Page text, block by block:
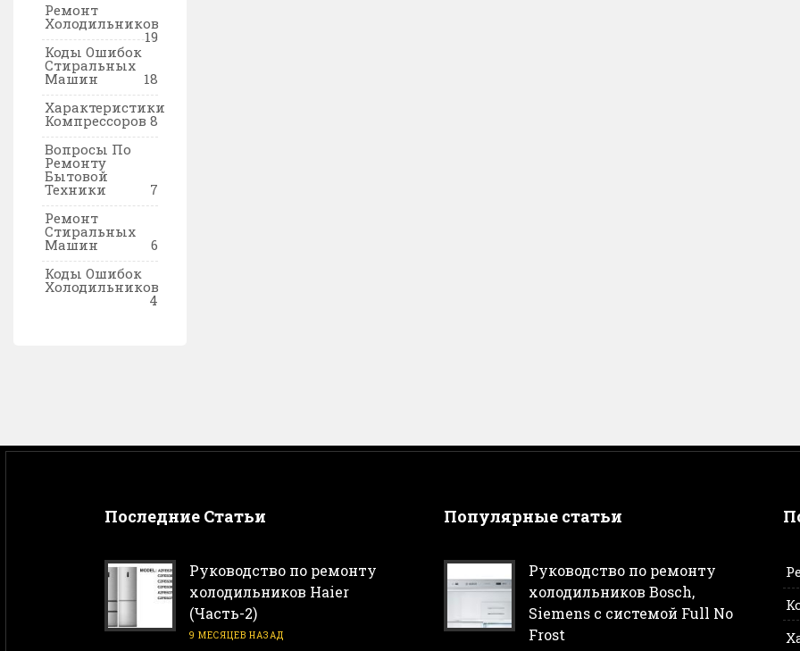
Ремонт
Холодильников
19
Коды Ошибок
Стиральных
Машин
18
Характеристики
Компрессоров 8
Вопросы По
Ремонту
Бытовой
Техники
7
Ремонт
Стиральных
Машин
6
Коды Ошибок
Холодильников
4
Последние Статьи
Руководство по ремонту
холодильников Haier
(Часть-2)
9 МЕСЯЦЕВ НАЗАД
Популярные статьи
Руководство по ремонту
холодильников Bosch,
Siemens с системой Full No
Frost